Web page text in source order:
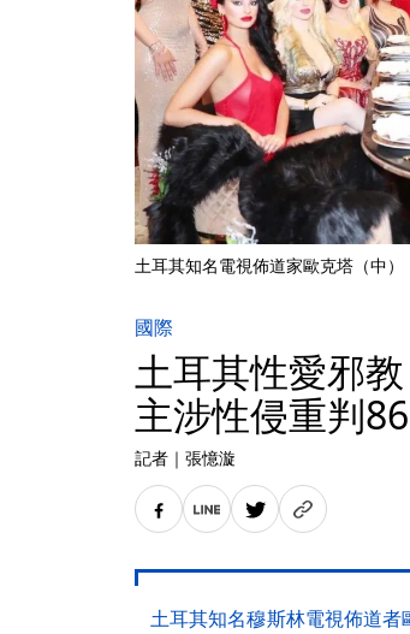
土耳其知名電視佈道家歐克塔（中）
國際
土耳其性愛邪
主涉性侵重判
記者 ｜ 張憶漩
土耳其知名穆斯林電視佈道